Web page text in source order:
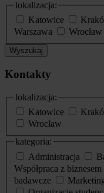
lokalizacja:
Katowice
Warszawa
Wrocław
Wyszukaj
Kontakty
lokalizacja:
Katowice
Wrocław
kategoria:
Administracja
Współpraca z biznesem
badawcze